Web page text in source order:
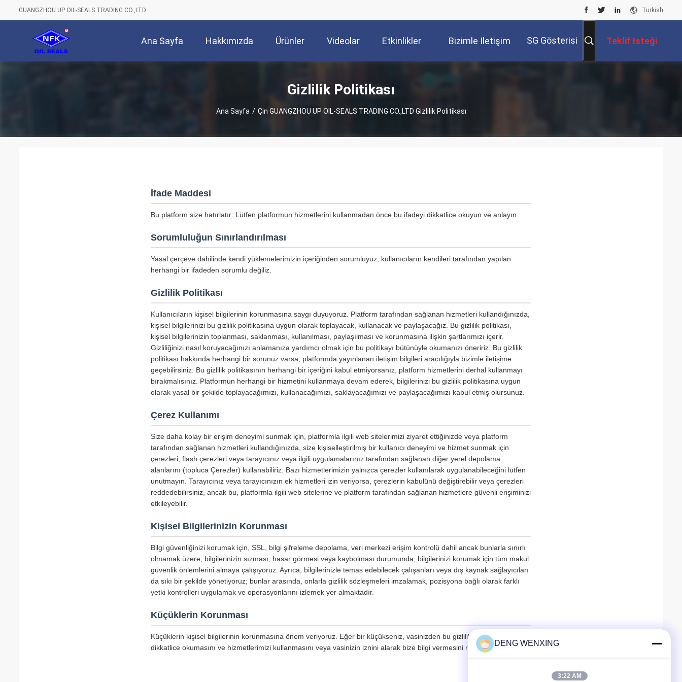
GUANGZHOU UP OIL-SEALS TRADING CO.,LTD Turkish
Ana Sayfa Hakkımızda Ürünler Videolar Etkinlikler Bizimle Iletişim SG Gösterisi Teklif Isteği
Gizlilik Politikası
Ana Sayfa / Çin GUANGZHOU UP OIL-SEALS TRADING CO.,LTD Gizlilik Politikası
İfade Maddesi
Bu platform size hatırlatır: Lütfen platformun hizmetlerini kullanmadan önce bu ifadeyi dikkatlice okuyun ve anlayın.
Sorumluluğun Sınırlandırılması
Yasal çerçeve dahilinde kendi yüklemelerimizin içeriğinden sorumluyuz; kullanıcıların kendileri tarafından yapılan
herhangi bir ifadeden sorumlu değiliz.
Gizlilik Politikası
Kullanıcıların kişisel bilgilerinin korunmasına saygı duyuyoruz. Platform tarafından sağlanan hizmetleri kullandığınızda,
kişisel bilgilerinizi bu gizlilik politikasına uygun olarak toplayacak, kullanacak ve paylaşacağız. Bu gizlilik politikası,
kişisel bilgilerinizin toplanması, saklanması, kullanılması, paylaşılması ve korunmasına ilişkin şartlarımızı içerir.
Gizliliğinizi nasıl koruyacağınızı anlamanıza yardımcı olmak için bu politikayı bütünüyle okumanızı öneririz. Bu gizlilik
politikası hakkında herhangi bir sorunuz varsa, platformda yayınlanan iletişim bilgileri aracılığıyla bizimle iletişime
geçebilirsiniz. Bu gizlilik politikasının herhangi bir içeriğini kabul etmiyorsanız, platform hizmetlerini derhal kullanmayı
bırakmalısınız. Platformun herhangi bir hizmetini kullanmaya devam ederek, bilgilerinizi bu gizlilik politikasına uygun
olarak yasal bir şekilde toplayacağımızı, kullanacağımızı, saklayacağımızı ve paylaşacağımızı kabul etmiş olursunuz.
Çerez Kullanımı
Size daha kolay bir erişim deneyimi sunmak için, platformla ilgili web sitelerimizi ziyaret ettiğinizde veya platform
tarafından sağlanan hizmetleri kullandığınızda, size kişiselleştirilmiş bir kullanıcı deneyimi ve hizmet sunmak için
çerezleri, flash çerezleri veya tarayıcınız veya ilgili uygulamalarınız tarafından sağlanan diğer yerel depolama
alanlarını (topluca Çerezler) kullanabiliriz. Bazı hizmetlerimizin yalnızca çerezler kullanılarak uygulanabileceğini lütfen
unutmayın. Tarayıcınız veya tarayıcınızın ek hizmetleri izin veriyorsa, çerezlerin kabulünü değiştirebilir veya çerezleri
reddedebilirsiniz, ancak bu, platformla ilgili web sitelerine ve platform tarafından sağlanan hizmetlere güvenli erişiminizi
etkileyebilir.
Kişisel Bilgilerinizin Korunması
Bilgi güvenliğinizi korumak için, SSL, bilgi şifreleme depolama, veri merkezi erişim kontrolü dahil ancak bunlarla sınırlı
olmamak üzere, bilgilerinizin sızması, hasar görmesi veya kaybolması durumunda, bilgilerinizi korumak için tüm makul
güvenlik önlemlerini almaya çalışıyoruz. Ayrıca, bilgilerinizle temas edebilecek çalışanları veya dış kaynak sağlayıcıları
da sıkı bir şekilde yönetiyoruz; bunlar arasında, onlarla gizlilik sözleşmeleri imzalamak, pozisyona bağlı olarak farklı
yetki kontrolleri uygulamak ve operasyonlarını izlemek yer almaktadır.
Küçüklerin Korunması
Küçüklerin kişisel bilgilerinin korunmasına önem veriyoruz. Eğer bir küçükseniz, vasinizden bu gizlilik politikasını
dikkatlice okumasını ve hizmetlerimizi kullanmasını veya vasinizin iznini alarak bize bilgi vermesini rica ediyoruz.DENG WENXING
3:22 AM